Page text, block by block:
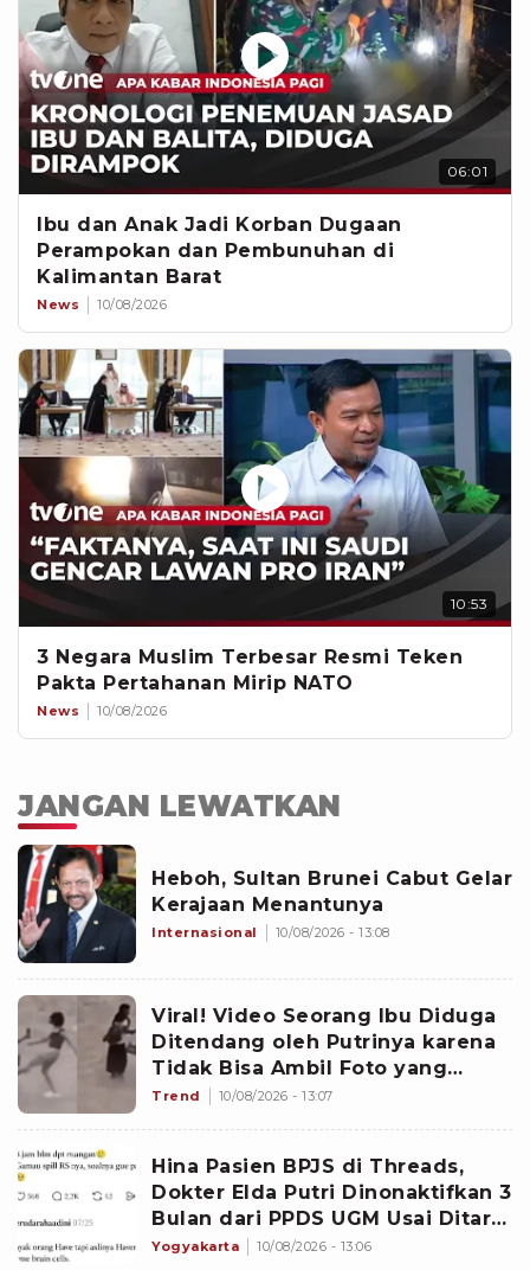
06:01
Ibu dan Anak Jadi Korban Dugaan
Perampokan dan Pembunuhan di
Kalimantan Barat
News 10/08/2026
10:53
3 Negara Muslim Terbesar Resmi Teken
Pakta Pertahanan Mirip NATO
News 10/08/2026
JANGAN LEWATKAN
Heboh, Sultan Brunei Cabut Gelar
Kerajaan Menantunya
Internasional 10/08/2026 - 13:08
Viral! Video Seorang Ibu Diduga
Ditendang oleh Putrinya karena
Tidak Bisa Ambil Foto yang
Bagus
Trend 10/08/2026 - 13:07
Hina Pasien BPJS di Threads,
Dokter Elda Putri Dinonaktifkan 3
Bulan dari PPDS UGM Usai Ditarik
dari Stase Sardjito
Yogyakarta 10/08/2026 - 13:06